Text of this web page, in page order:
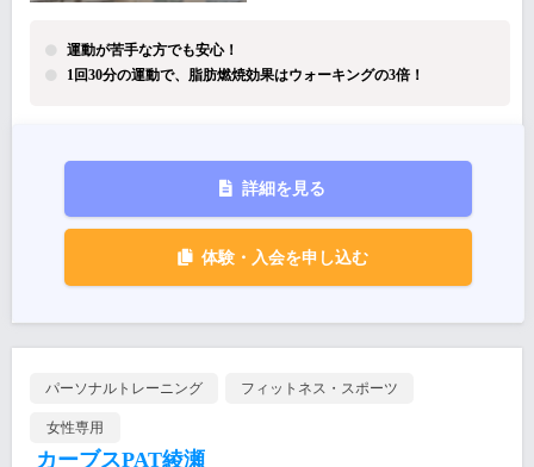
運動が苦手な方でも安心！
1回30分の運動で、脂肪燃焼効果はウォーキングの3倍！
詳細を見る
体験・入会を申し込む
パーソナルトレーニング フィットネス・スポーツ
女性専用
カーブスPAT綾瀬